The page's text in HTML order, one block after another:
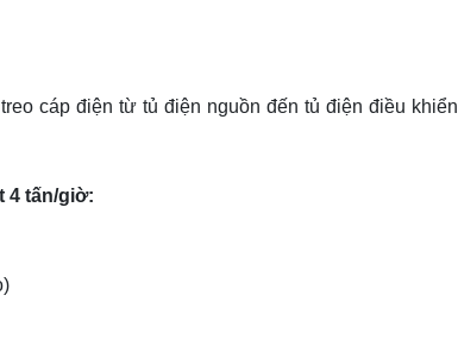
cáp điện từ tủ điện nguồn đến tủ điện điều khiển
4 tấn/giờ: